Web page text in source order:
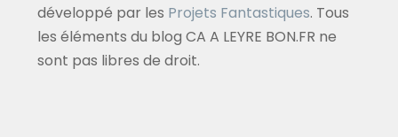
développé par les Projets Fantastiques. Tous
les éléments du blog CA A LEYRE BON.FR ne
sont pas libres de droit.